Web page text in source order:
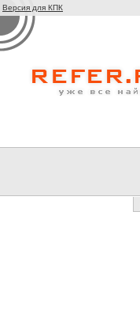
Версия для КПК